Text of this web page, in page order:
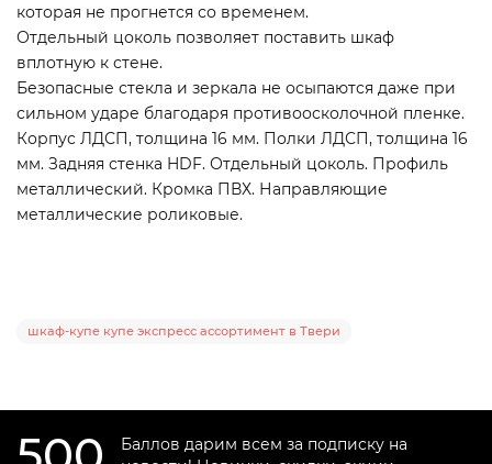
которая не прогнется со временем.
Отдельный цоколь позволяет поставить шкаф
вплотную к стене.
Безопасные стекла и зеркала не осыпаются даже при
сильном ударе благодаря противоосколочной пленке.
Корпус ЛДСП, толщина 16 мм. Полки ЛДСП, толщина 16
мм. Задняя стенка HDF. Отдельный цоколь. Профиль
металлический. Кромка ПВХ. Направляющие
металлические роликовые.
шкаф-купе купе экспресс ассортимент в Твери
Баллов дарим всем за подписку на